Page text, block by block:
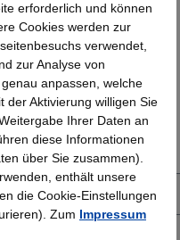
Topmarken
Faire Preise
Kostenlose Beratung
(04205) 635940
erforderlich und können
Cookies werden zur
verwendet,
zur Analyse von
anpassen, welche
der Aktivierung willigen Sie
Ihrer Daten an
diese Informationen
über Sie zusammen).
enthält unsere
die Cookie-Einstellungen
Zum Impressum